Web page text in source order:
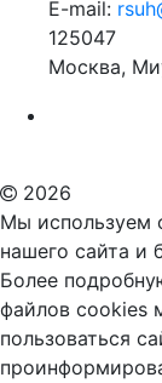
E-mail:
125047
Москва,
2026
Мы используем
нашего сайта и
Более
файлов cookies
пользоваться